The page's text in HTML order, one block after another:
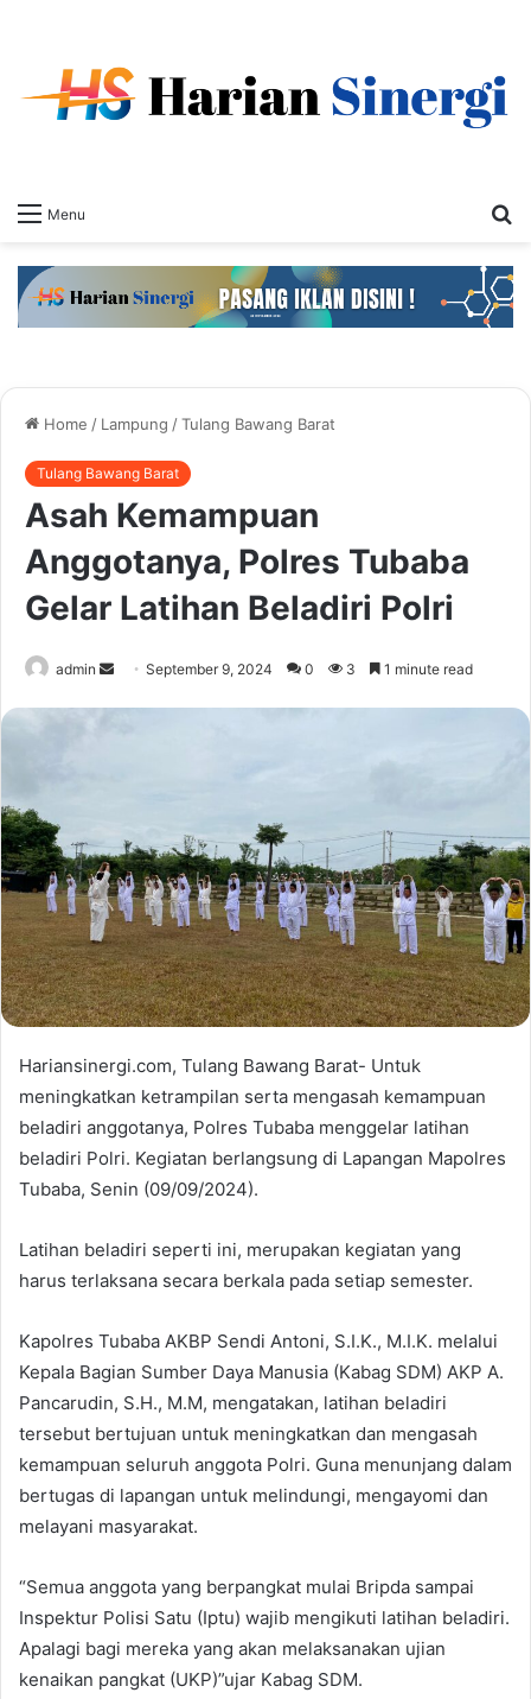
Menu
Home / Lampung /Tulang Bawang Barat
Tulang Bawang Barat
Asah Kemampuan
Anggotanya, Polres Tubaba
Gelar Latihan Beladiri Polri
admin
SendSeptember 9, 2024 0 3 1 minute read
Hariansinergi.com, Tulang Bawang Barat- Untuk
meningkatkan ketrampilan serta mengasah kemampuan
beladiri anggotanya, Polres Tubaba menggelar latihan
beladiri Polri. Kegiatan berlangsung di Lapangan Mapolres
Tubaba, Senin (09/09/2024).
Latihan beladiri seperti ini, merupakan kegiatan yang
harus terlaksana secara berkala pada setiap semester.
Kapolres Tubaba AKBP Sendi Antoni, S.I.K., M.I.K. melalui
Kepala Bagian Sumber Daya Manusia (Kabag SDM) AKP A.
Pancarudin, S.H., M.M, mengatakan, latihan beladiri
tersebut bertujuan untuk meningkatkan dan mengasah
kemampuan seluruh anggota Polri. Guna menunjang dalam
bertugas di lapangan untuk melindungi, mengayomi dan
melayani masyarakat.
“Semua anggota yang berpangkat mulai Bripda sampai
Inspektur Polisi Satu (Iptu) wajib mengikuti latihan beladiri.
Apalagi bagi mereka yang akan melaksanakan ujian
kenaikan pangkat (UKP)”ujar Kabag SDM.